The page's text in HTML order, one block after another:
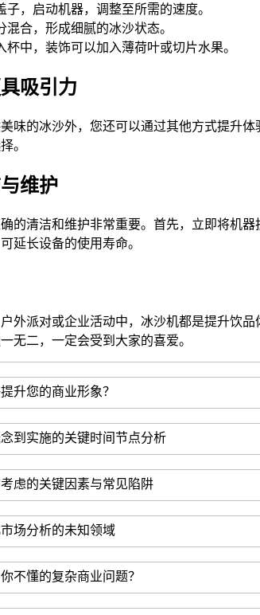
子，启动机器，调整至所需的速度。
混合，形成细腻的冰沙状态。
杯中，装饰可以加入薄荷叶或切片水果。
吸引力
味的冰沙外，您还可以通过其他方式提升
。
维护
的清洁和维护非常重要。首先，立即将机
延长设备的使用寿命。
外派对或企业活动中，冰沙机都是提升饮
无二，一定会受到大家的喜爱。
升您的商业形象？
到实施的关键时间节点分析
虑的关键因素与常见陷阱
场分析的未知领域
不懂的复杂商业问题？